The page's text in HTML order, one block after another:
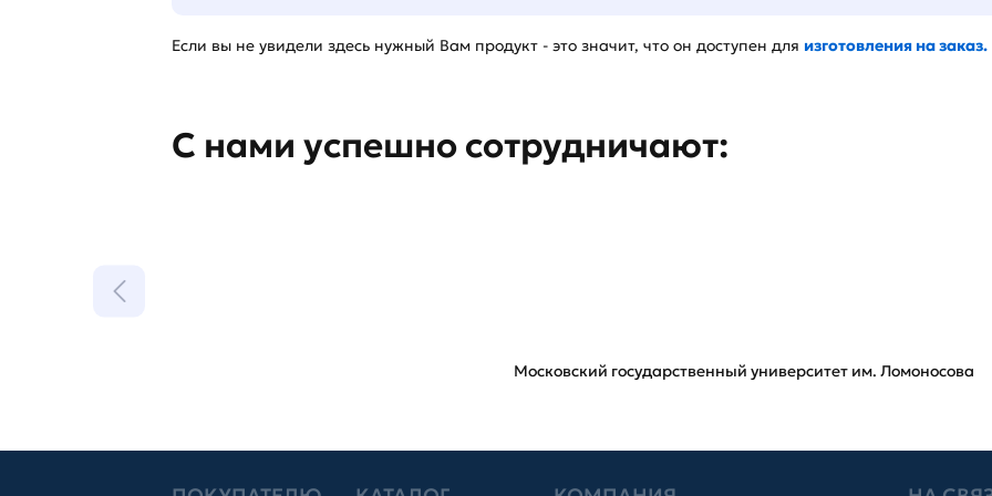
Если вы не увидели здесь нужный Вам продукт - это значит, что он доступен для изготовления на заказ.
С нами успешно сотрудничают:
Московский государственный университет им. Ломоносова